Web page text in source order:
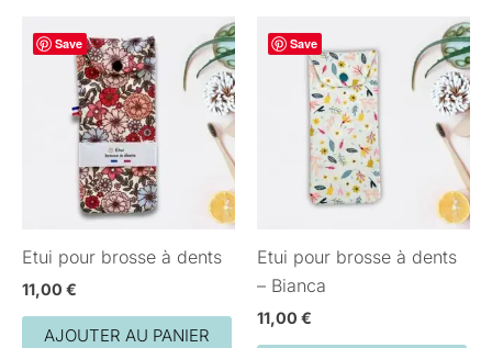
Save
Etui pour brosse à dents
11,00 €
AJOUTER AU PANIER
Save
Etui pour brosse à dents
– Bianca
11,00 €